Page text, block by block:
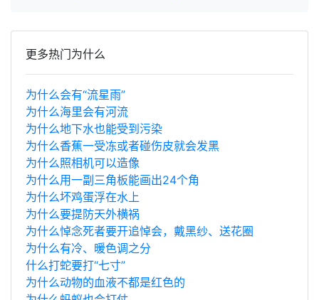
更多热门为什么
为什么会有“流星雨”
为什么海里会有河流
为什么地下水也能受到污染
为什么香蕉一受冻或者碰伤皮就会发黑
为什么照相机可以造像
为什么用一副三角板能画出24个角
为什么坏鸡蛋浮在水上
为什么要提防天外横祸
为什么悼念死者要开追悼会，戴黑纱、送花圈
为什么有冷、暖色调之分
什么打蛇要打“七寸”
为什么动物的血液不都是红色的